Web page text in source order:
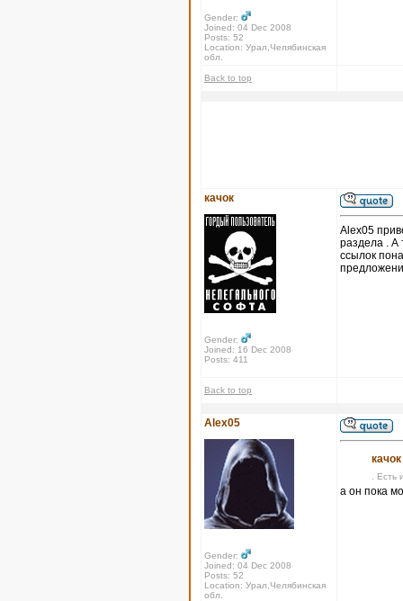
Gender:
Joined: 04 Dec 2008
Posts: 52
Location: Урал,Челябинская
обл.
Back to top
качок
Gender:
Joined: 16 Dec 2008
Posts: 411
Alex05
раздела . А
ссылок
Back to top
Alex05
Gender:
Joined: 04 Dec 2008
Posts: 52
Location: Урал,Челябинская
обл.
.
а он пока